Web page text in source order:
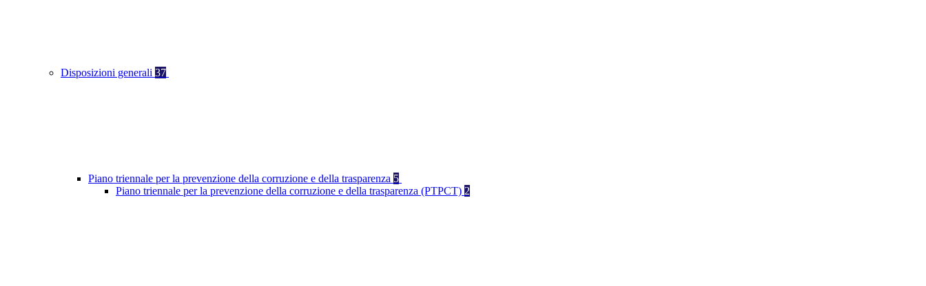
Disposizioni generali 37
Piano triennale per la prevenzione della corruzione e della trasparenza 5
Piano triennale per la prevenzione della corruzione e della trasparenza (PTPCT) 2